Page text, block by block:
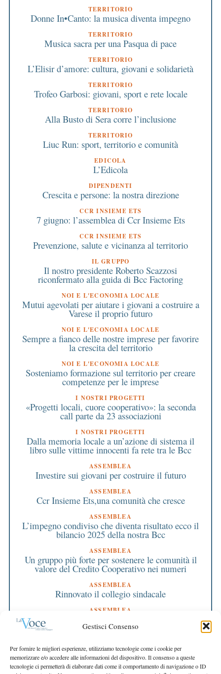
Gestisci Consenso
Per fornire le migliori esperienze, utilizziamo tecnologie come i cookie per
memorizzare e/o accedere alle informazioni del dispositivo. Il consenso a queste
tecnologie ci permetterà di elaborare dati come il comportamento di navigazione o ID
TERRITORIO
Donne In•Canto: la musica diventa impegno
TERRITORIO
Musica sacra per una Pasqua di pace
TERRITORIO
L’Elisir d’amore: cultura, giovani e solidarietà
TERRITORIO
Trofeo Garbosi: giovani, sport e rete locale
TERRITORIO
Alla Busto di Sera corre l’inclusione
TERRITORIO
Liuc Run: sport, territorio e comunità
EDICOLA
L’Edicola
DIPENDENTI
Crescita e persone: la nostra direzione
CCR INSIEME ETS
7 giugno: l’assemblea di Ccr Insieme Ets
CCR INSIEME ETS
Prevenzione, salute e vicinanza al territorio
IL GRUPPO
Il nostro presidente Roberto Scazzosi
riconfermato alla guida di Bcc Factoring
NOI E L'ECONOMIA LOCALE
Mutui agevolati per aiutare i giovani a costruire a
Varese il proprio futuro
NOI E L'ECONOMIA LOCALE
Sempre a fianco delle nostre imprese per favorire
la crescita del territorio
NOI E L'ECONOMIA LOCALE
Sosteniamo formazione sul territorio per creare
competenze per le imprese
I NOSTRI PROGETTI
«Progetti locali, cuore cooperativo»: la seconda
call parte da 23 associazioni
I NOSTRI PROGETTI
Dalla memoria locale a un’azione di sistema il
libro sulle vittime innocenti fa rete tra le Bcc
ASSEMBLEA
Investire sui giovani per costruire il futuro
ASSEMBLEA
Ccr Insieme Ets,una comunità che cresce
ASSEMBLEA
L’impegno condiviso che diventa risultato ecco il
bilancio 2025 della nostra Bcc
ASSEMBLEA
Un gruppo più forte per sostenere le comunità il
valore del Credito Cooperativo nei numeri
ASSEMBLEA
Rinnovato il collegio sindacale
ASSEMBLEA
Bilancio approvato all’unanimità e 2 milioni
destinati al territorio
EDITORIALE DIRETTORE
Crescere restando riconoscibili
EDITORIALE PRESIDENTE